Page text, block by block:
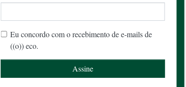
Eu concordo com o recebimento de e-mails de
((o)) eco.